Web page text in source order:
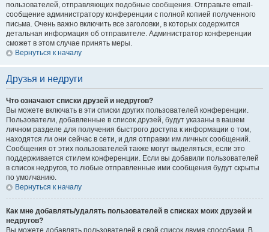
пользователей, отправляющих подобные сообщения. Отправьте email-
сообщение администратору конференции с полной копией полученного
письма. Очень важно включить все заголовки, в которых содержится
детальная информация об отправителе. Администратор конференции
сможет в этом случае принять меры.
Вернуться к началу
Друзья и недруги
Что означают списки друзей и недругов?
Вы можете включать в эти списки других пользователей конференции.
Пользователи, добавленные в список друзей, будут указаны в вашем
личном разделе для получения быстрого доступа к информации о том,
находятся ли они сейчас в сети, и для отправки им личных сообщений.
Сообщения от этих пользователей также могут выделяться, если это
поддерживается стилем конференции. Если вы добавили пользователей
в список недругов, то любые отправленные ими сообщения будут скрыты
по умолчанию.
Вернуться к началу
Как мне добавлять/удалять пользователей в списках моих друзей и
недругов?
Вы можете добавлять пользователей в свой список двумя способами. В